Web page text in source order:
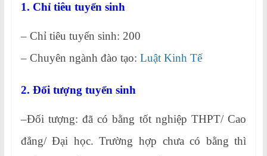
1. Chỉ tiêu tuyển sinh
– Chỉ tiêu tuyển sinh: 200
– Chuyên ngành đào tạo: Luật Kinh Tế
2. Đối tượng tuyển sinh
–Đối tượng: đã có bằng tốt nghiệp THPT/ Cao
đẳng/ Đại học. Trường hợp chưa có bằng thì